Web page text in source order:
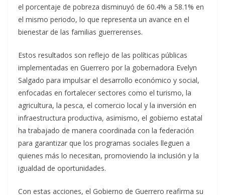
el porcentaje de pobreza disminuyó de 60.4% a 58.1% en
el mismo periodo, lo que representa un avance en el
bienestar de las familias guerrerenses.
Estos resultados son reflejo de las políticas públicas
implementadas en Guerrero por la gobernadora Evelyn
Salgado para impulsar el desarrollo económico y social,
enfocadas en fortalecer sectores como el turismo, la
agricultura, la pesca, el comercio local y la inversión en
infraestructura productiva, asimismo, el gobierno estatal
ha trabajado de manera coordinada con la federación
para garantizar que los programas sociales lleguen a
quienes más lo necesitan, promoviendo la inclusión y la
igualdad de oportunidades.
Con estas acciones, el Gobierno de Guerrero reafirma su